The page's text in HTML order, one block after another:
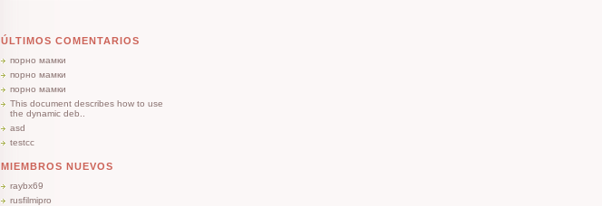
ÚLTIMOS COMENTARIOS
порно мамки
порно мамки
порно мамки
This document describes how to use
the dynamic deb..
asd
testcc
MIEMBROS NUEVOS
raybx69
rusfilmipro